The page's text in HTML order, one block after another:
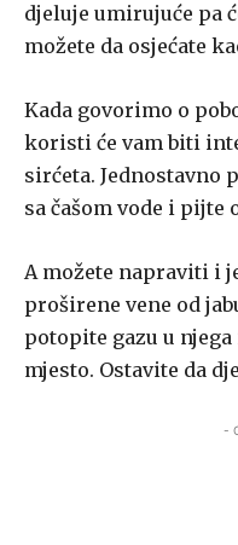
djeluje umirujuće pa
možete da osjećate
Kada govorimo o
koristi će vam biti
sirćeta. Jednostavno
sa čašom vode i pijte
A možete napraviti i
proširene vene od
potopite gazu u
mjesto. Ostavite da
-